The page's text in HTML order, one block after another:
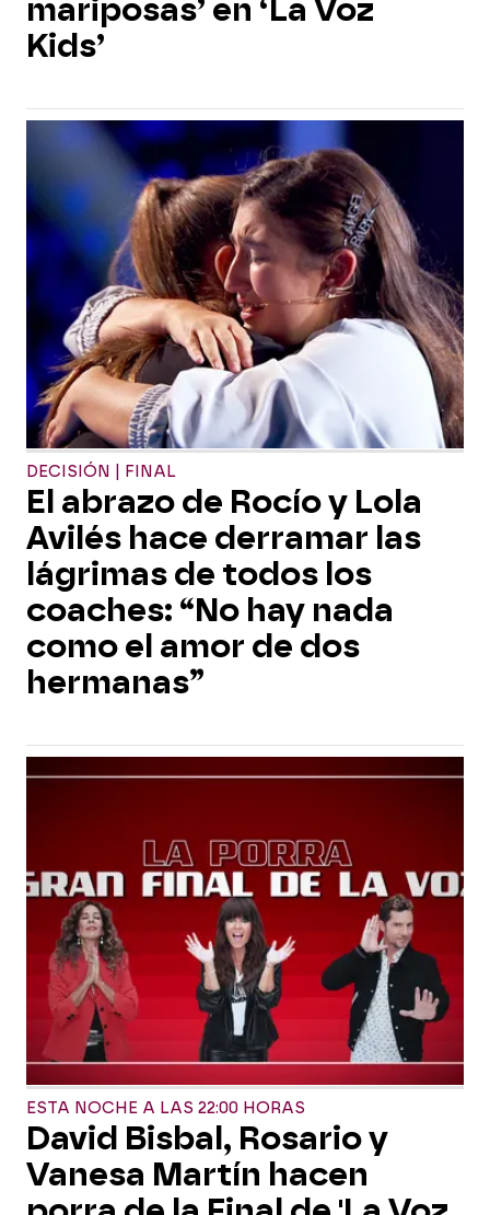
mariposas’ en ‘La Voz
Kids’
DECISIÓN | FINAL
El abrazo de Rocío y Lola
Avilés hace derramar las
lágrimas de todos los
coaches: “No hay nada
como el amor de dos
hermanas”
ESTA NOCHE A LAS 22:00 HORAS
David Bisbal, Rosario y
Vanesa Martín hacen